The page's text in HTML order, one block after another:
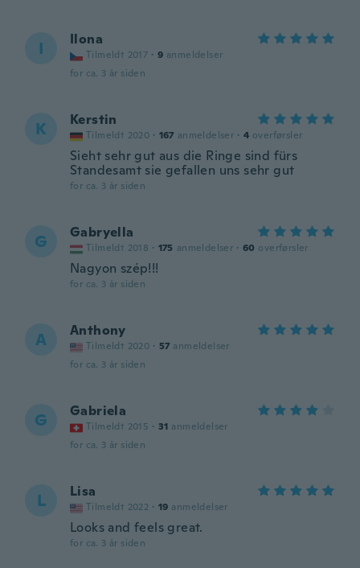
I Ilona
Tilmeldt 2017 · 9 anmeldelser
for ca. 3 år siden
K Kerstin
Tilmeldt 2020 · 167 anmeldelser · 4 overførsler
Sieht sehr gut aus die Ringe sind fürs
Standesamt sie gefallen uns sehr gut
for ca. 3 år siden
G Gabryella
Tilmeldt 2018 · 175 anmeldelser · 60 overførsler
Nagyon szép!!!
for ca. 3 år siden
A Anthony
Tilmeldt 2020 · 57 anmeldelser
for ca. 3 år siden
G Gabriela
Tilmeldt 2015 · 31 anmeldelser
for ca. 3 år siden
L Lisa
Tilmeldt 2022 · 19 anmeldelser
Looks and feels great.
for ca. 3 år siden